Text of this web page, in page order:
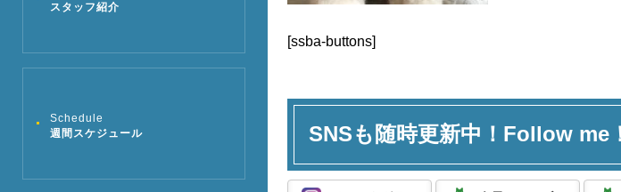
スタッフ紹介
Schedule
週間スケジュール
[ssba-buttons]
SNSも随時更新中！Follow me